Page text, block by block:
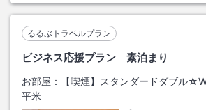
るるぶトラベルプラン
ビジネス応援プラン 素泊まり
お部屋： 【喫煙】スタンダードダブル
平米